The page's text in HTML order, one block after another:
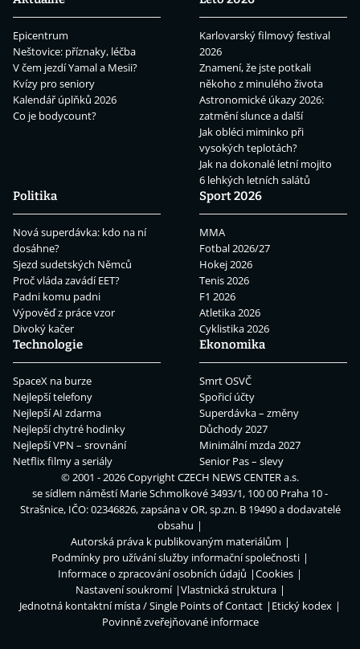
Epicentrum
Neštovice: příznaky, léčba
V čem jezdí Yamal a Mesii?
Kvízy pro seniory
Kalendář úplňků 2026
Co je bodycount?
Karlovarský filmový festival
2026
Znamení, že jste potkali
někoho z minulého života
Astronomické úkazy 2026:
zatmění slunce a další
Jak obléci miminko při
vysokých teplotách?
Jak na dokonalé letní mojito
6 lehkých letních salátů
Politika
Nová superdávka: kdo na ní
dosáhne?
Sjezd sudetských Němců
Proč vláda zavádí EET?
Padni komu padni
Výpověď z práce vzor
Divoký kačer
Sport 2026
MMA
Fotbal 2026/27
Hokej 2026
Tenis 2026
F1 2026
Atletika 2026
Cyklistika 2026
Technologie
SpaceX na burze
Nejlepší telefony
Nejlepší AI zdarma
Nejlepší chytré hodinky
Nejlepší VPN – srovnání
Netflix filmy a seriály
Ekonomika
Smrt OSVČ
Spořicí účty
Superdávka – změny
Důchody 2027
Minimální mzda 2027
Senior Pas – slevy
© 2001 - 2026 CopyrightCZECH NEWS CENTER a.s.
se sídlem náměstí Marie Schmolkové 3493/1, 100 00 Praha 10 -
Strašnice, IČO: 02346826, zapsána v OR, sp.zn. B 19490 a dodavatelé
obsahu
Autorská práva k publikovaným materiálům
Podmínky pro užívání služby informační společnosti
Informace o zpracování osobních údajů
Cookies
Nastavení soukromí
Vlastnická struktura
Jednotná kontaktní místa / Single Points of Contact
Etický kodex
Povinně zveřejňované informace